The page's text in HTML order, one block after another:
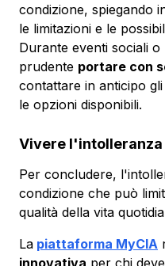
condizione, spiegando
le limitazioni e le
Durante eventi sociali
prudente portare con
contattare in anticipo
le opzioni disponibili.
Vivere l'intolleranza
Per concludere,
condizione che può
qualità della vita
La piattaforma MyCIA
innovativa per chi